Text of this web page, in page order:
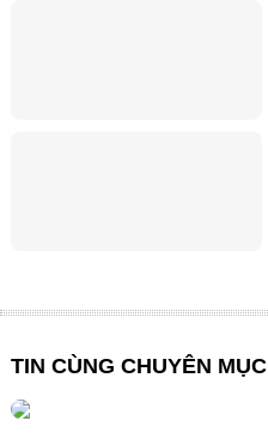
TIN CÙNG CHUYÊN MỤC